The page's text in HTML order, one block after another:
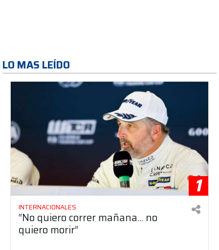
LO MAS LEÍDO
1
INTERNACIONALES
“No quiero correr mañana... no
quiero morir”